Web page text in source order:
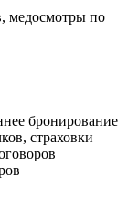
медосмотры по
бронирование
страховки